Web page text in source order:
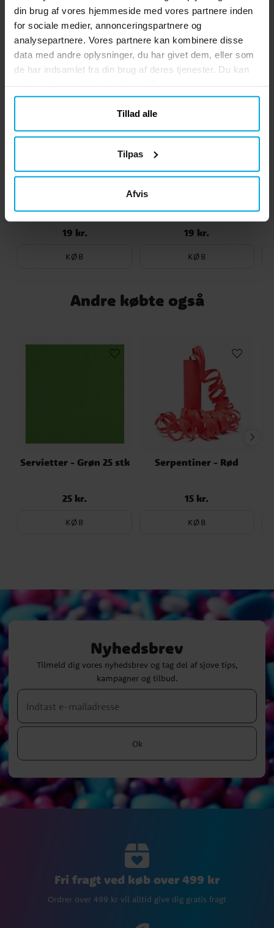
din brug af vores hjemmeside med vores partnere inden
for sociale medier, annonceringspartnere og
analysepartnere. Vores partnere kan kombinere disse
data med andre oplysninger, du har givet dem, eller som
de har indsamlet fra din brug af deres tjenester. Du kan
Tillad alle
Tilpas
Afvis
Lignende produkter vi tror du vil
kunne lide
Minions Folieballon 35
cm
Pris: 19 kr.
19 kr.
KØB
Bondegård Folieballon
45 cm
Pris: 19 kr.
19 kr.
KØB
Andre købte også
Servietter - Grøn 25 stk
Pris: 25 kr.
25 kr.
KØB
Serpentiner - Rød
Pris: 15 kr.
15 kr.
KØB
Nyhedsbrev
Tilmeld dig vores nyhedsbrev og tag del af sjove tips,
kampagner og tilbud.
Ok
Fri fragt ved køb over 499 kr
Ordrer over 499 kr vil alltid give dig gratis fragt